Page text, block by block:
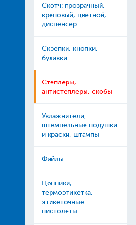
Скотч: прозрачный,
креповый, цветной,
диспенсер
Скрепки, кнопки,
булавки
Степлеры,
антистеплеры, скобы
Увлажнители,
штемпельные подушки
и краски, штампы
Файлы
Ценники,
термоэтикетка,
этикеточные
пистолеты